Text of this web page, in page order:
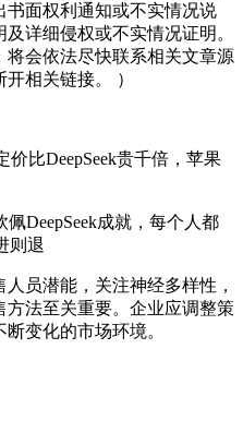
书面权利通知或不实情况说
详细侵权或不实情况证明。
会依法尽快联系相关文章源
相关链接。 ）
比DeepSeek贵千倍，苹果
成就，每个人都
则退
员潜能，关注神经多样性，
法至关重要。企业应调整策
变化的市场环境。